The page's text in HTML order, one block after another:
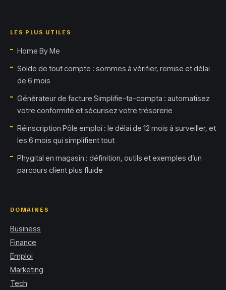
LES PLUS UTILES
Home By Me
Solde de tout compte : sommes à vérifier, remise et délai
de 6 mois
Générateur de facture Simplifie-ta-compta : automatisez
votre conformité et sécurisez votre trésorerie
Réinscription Pôle emploi : le délai de 12 mois à surveiller, et
les 6 mois qui simplifient tout
Phygital en magasin : définition, outils et exemples d’un
parcours client plus fluide
DOMAINES
Business
Finance
Emploi
Marketing
Tech